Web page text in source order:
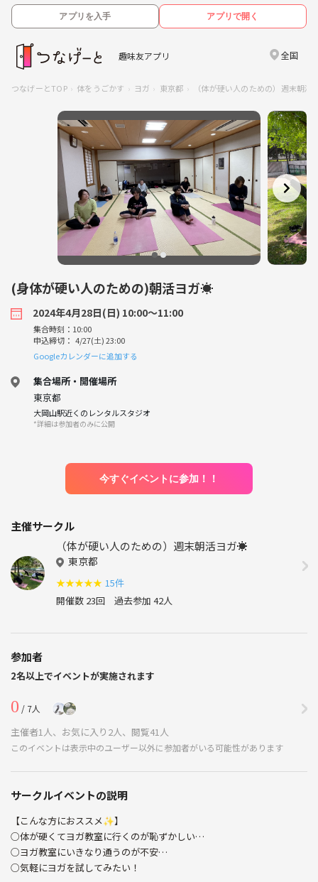
アプリを入手 アプリで開く
趣味友アプリ 全国
つなげーとTOP 体をうごかす ヨガ 東京都 （体が硬い人のための）週末朝
(身体が硬い人のための)朝活ヨガ☀️
2024年4月28日(日) 10:00〜11:00
集合時刻：10:00
申込締切： 4/27(土) 23:00
Googleカレンダーに追加する
集合場所・開催場所
東京都
大岡山駅近くのレンタルスタジオ
*詳細は参加者のみに公開
今すぐイベントに参加！！
主催サークル
（体が硬い人のための）週末朝活ヨガ☀️
東京都
★★★★★ 15件
開催数 23回 過去参加 42人
参加者
2名以上でイベントが実施されます
0 / 7人
主催者1人、お気に入り2人、閲覧41人
このイベントは表示中のユーザー以外に参加者がいる可能性があります
サークルイベントの説明
【こんな方におススメ✨】
○体が硬くてヨガ教室に行くのが恥ずかしい…
○ヨガ教室にいきなり通うのが不安…
○気軽にヨガを試してみたい！